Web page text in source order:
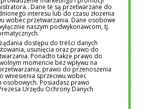
stylizację w
elegancji?
w stylu sportowej elegancji, warto
zasadami:
z eleganckimi. Na przykład, zestawiaj
lub elegancką sukienkę z trampkami.
Dane te są przetwarzane do
interesu lub do czasu złożenia
wobec przetwarzania. Dane osobowe
naszym podwykonawcom, tj.
dostępu do treści danych
usunięcia oraz prawo do
Ponadto także prawo do
momencie bez wpływu na
prawo do przenoszenia
wniesienia sprzeciwu wobec
osobowych. Posiadasz prawo
Urzędu Ochrony Danych